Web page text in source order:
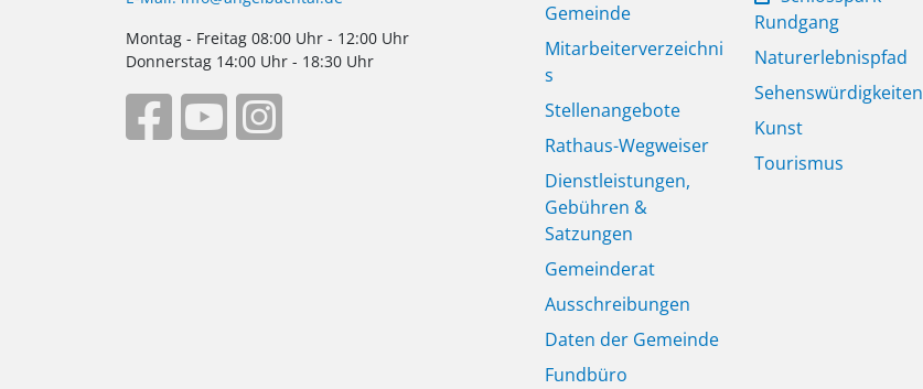
Montag - Freitag 08:00 Uhr - 12:00 Uhr
Donnerstag 14:00 Uhr - 18:30 Uhr
Gemeinde
Mitarbeiterverzeichni
s
Stellenangebote
Rathaus-Wegweiser
Dienstleistungen,
Gebühren &
Satzungen
Gemeinderat
Ausschreibungen
Daten der Gemeinde
Fundbüro
Rundgang
Naturerlebnispfad
Sehenswürdigkeiten
Kunst
Tourismus